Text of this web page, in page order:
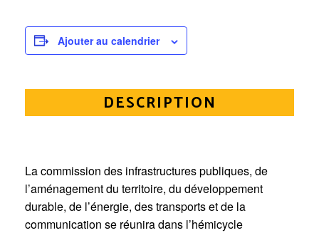
Ajouter au calendrier
DESCRIPTION
La commission des infrastructures publiques, de
l’aménagement du territoire, du développement
durable, de l’énergie, des transports et de la
communication se réunira dans l’hémicycle